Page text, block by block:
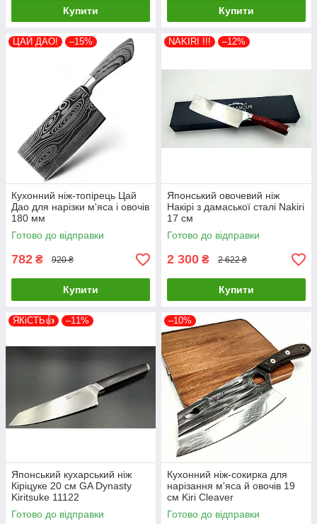
Купити Купити
ЦАЙ ДАО! –15%
Кухонний ніж-топірець Цай
Дао для нарізки м'яса і овочів
180 мм
Готово до відправки
782 ₴ 920 ₴
Купити
NAKIRI !!! –12%
Японський овочевий ніж
Накірі з дамаської сталі Nakiri
17 см
Готово до відправки
2 300 ₴ 2 622 ₴
Купити
ЯКіСТЬ👍 –11%
Японський кухарський ніж
Кіріцуке 20 см GA Dynasty
Kiritsuke 11122
Готово до відправки
–10%
Кухонний ніж-сокирка для
нарізання м'яса й овочів 19
см Kiri Cleaver
Готово до відправки